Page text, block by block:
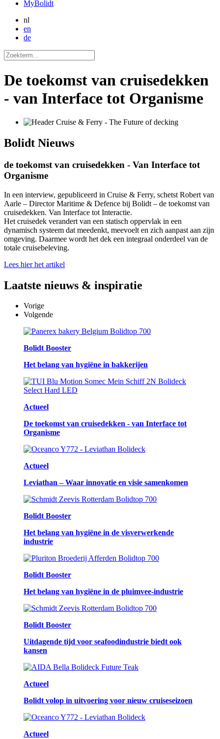
MyBolidt
nl
en
de
De toekomst van cruisedekken
- van Interface tot Organisme
Bolidt Nieuws
de toekomst van cruisedekken - Van Interface tot
Organisme
In een interview, gepubliceerd in Cruise & Ferry, schetst Robert van
Aarle – Director Maritime & Defence bij Bolidt – de toekomst van
cruisedekken. Van Interface tot Interactie.
Het cruisedek verandert van een statisch oppervlak in een
dynamisch systeem dat meedenkt, meevoelt en zich aanpast aan zijn
omgeving. Daarmee wordt het dek een integraal onderdeel van de
totale cruisebeleving.
Lees hier het artikel
Laatste nieuws & inspiratie
Vorige
Volgende
Bolidt Booster
Het belang van hygiëne in bakkerijen
Actueel
De toekomst van cruisedekken - van Interface tot
Organisme
Actueel
Leviathan – Waar innovatie en visie samenkomen
Bolidt Booster
Het belang van hygiëne in de visverwerkende
industrie
Bolidt Booster
Het belang van hygiëne in de pluimvee-industrie
Bolidt Booster
Uitdagende tijd voor seafoodindustrie biedt ook
kansen
Actueel
Bolidt volop in uitvoering voor nieuw cruiseseizoen
Actueel